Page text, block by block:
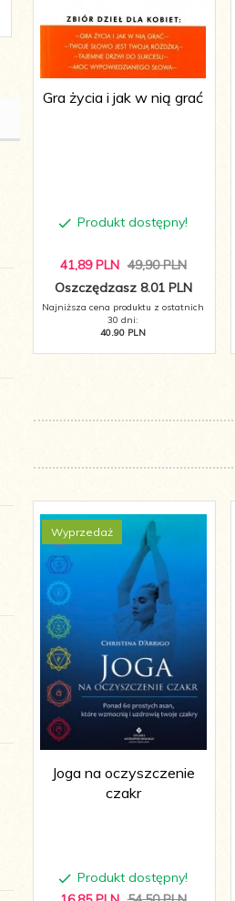
Gra życia i jak w nią grać
Produkt dostępny!
41,89 PLN 49,90 PLN
Oszczędzasz 8.01 PLN
Najniższa cena produktu z ostatnich
30 dni:
40.90 PLN
Wyprzedaż
Joga na oczyszczenie
czakr
Produkt dostępny!